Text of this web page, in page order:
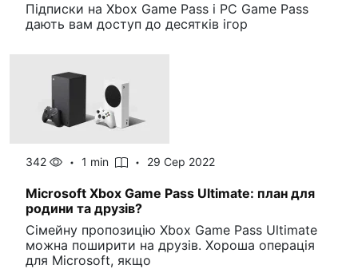
Підписки на Xbox Game Pass і PC Game Pass
дають вам доступ до десятків ігор
342 1 min 29 Сер 2022
Microsoft Xbox Game Pass Ultimate: план для
родини та друзів?
Сімейну пропозицію Xbox Game Pass Ultimate
можна поширити на друзів. Хороша операція
для Microsoft, якщо